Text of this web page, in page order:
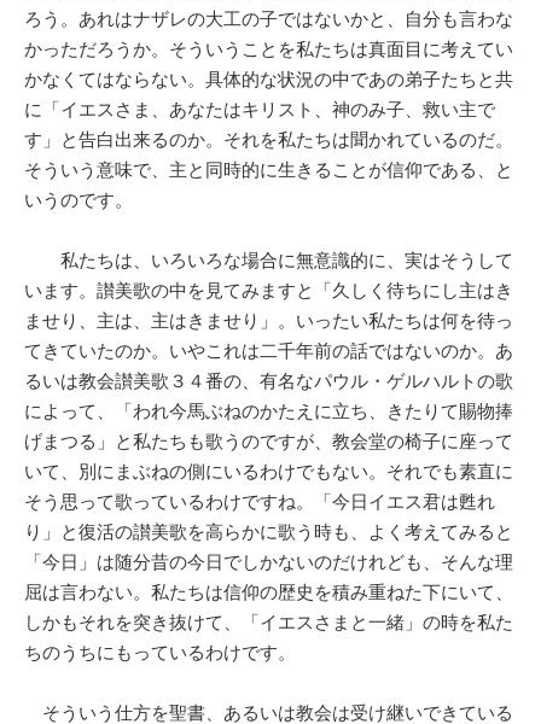
ろう。あれはナザレの大工の子ではないかと、自分も言わな
かっただろうか。そういうことを私たちは真面目に考えてい
かなくてはならない。具体的な状況の中であの弟子たちと共
に「イエスさま、あなたはキリスト、神のみ子、救い主で
す」と告白出来るのか。それを私たちは聞かれているのだ。
そういう意味で、主と同時的に生きることが信仰である、と
いうのです。
私たちは、いろいろな場合に無意識的に、実はそうして
います。讃美歌の中を見てみますと「久しく待ちにし主はき
ませり、主は、主はきませり」。いったい私たちは何を待っ
てきていたのか。いやこれは二千年前の話ではないのか。あ
るいは教会讃美歌３４番の、有名なパウル・ゲルハルトの歌
によって、「われ今馬ぶねのかたえに立ち、きたりて賜物捧
げまつる」と私たちも歌うのですが、教会堂の椅子に座って
いて、別にまぶねの側にいるわけでもない。それでも素直に
そう思って歌っているわけですね。「今日イエス君は甦れ
り」と復活の讃美歌を高らかに歌う時も、よく考えてみると
「今日」は随分昔の今日でしかないのだけれども、そんな理
屈は言わない。私たちは信仰の歴史を積み重ねた下にいて、
しかもそれを突き抜けて、「イエスさまと一緒」の時を私た
ちのうちにもっているわけです。
そういう仕方を聖書、あるいは教会は受け継いできている